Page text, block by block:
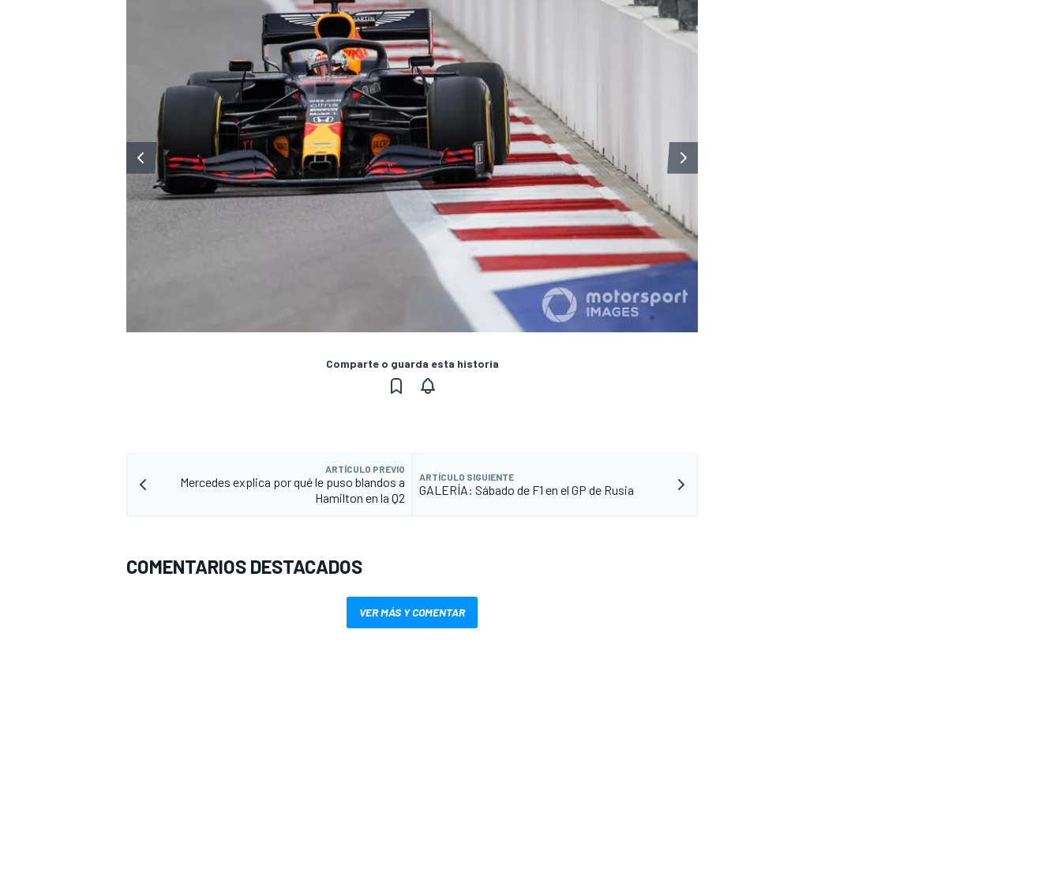
Comparte o guarda esta historia
ARTÍCULO PREVIO
Mercedes explica por qué le puso blandos a
Hamilton en la Q2
ARTÍCULO SIGUIENTE
GALERÍA: Sábado de F1 en el GP de Rusia
COMENTARIOS DESTACADOS
VER MÁS Y COMENTAR